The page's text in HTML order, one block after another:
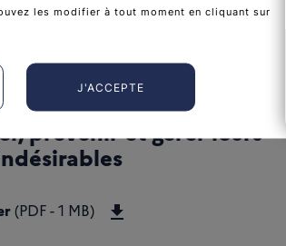
ORALES
:
prévenir et gérer leurs
(PDF - 1 MB)
les modifier à tout moment en cliquant sur
J'ACCEPTE